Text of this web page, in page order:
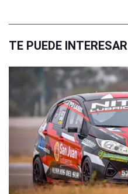
TE PUEDE INTERESAR